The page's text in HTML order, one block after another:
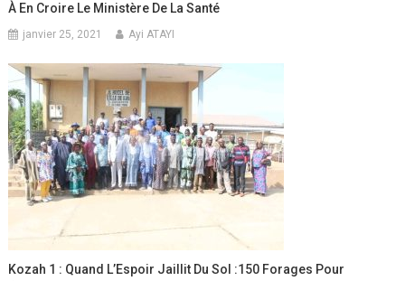
À En Croire Le Ministère De La Santé
janvier 25, 2021 Ayi ATAYI
Kozah 1 : Quand L’Espoir Jaillit Du Sol :150 Forages Pour